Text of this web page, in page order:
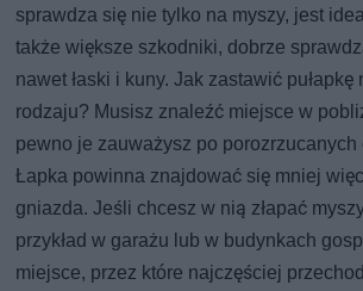
sprawdza się nie tylko na myszy, jest
także większe szkodniki, dobrze
nawet łaski i kuny. Jak zastawić pułapkę
rodzaju? Musisz znaleźć miejsce w
pewno je zauważysz po porozrzucanych
Łapka powinna znajdować się mniej
gniazda. Jeśli chcesz w nią złapać
przykład w garażu lub w budynkach
miejsce, przez które najczęściej